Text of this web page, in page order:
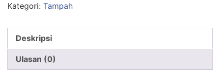
Kategori: Tampah
Deskripsi
Ulasan (0)